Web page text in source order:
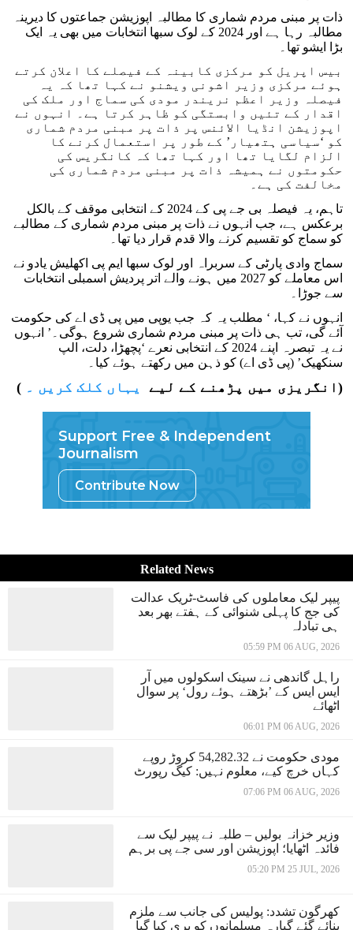
ذات پر مبنی مردم شماری کا مطالبہ اپوزیشن جماعتوں کا دیرینہ
مطالبہ رہا ہے اور 2024 کے لوک سبھا انتخابات میں بھی یہ ایک
بڑا ایشو تھا۔
بیس اپریل کو مرکزی کابینہ کے فیصلے کا اعلان کرتے
ہوئے مرکزی وزیر اشونی ویشنو نے کہا تھا کہ یہ
فیصلہ وزیر اعظم نریندر مودی کی سماج اور ملک کی
اقدار کے تئیں وابستگی کو ظاہر کرتا ہے۔ انہوں نے
اپوزیشن انڈیا الائنس پر ذات پر مبنی مردم شماری
کو ‘سیاسی ہتھیار’ کے طور پر استعمال کرنے کا
الزام لگایا تھا اور کہا تھا کہ کانگریس کی
حکومتوں نے ہمیشہ ذات پر مبنی مردم شماری کی
مخالفت کی ہے۔
تاہم، یہ فیصلہ بی جے پی کے 2024 کے انتخابی موقف کے بالکل
برعکس ہے، جب انہوں نے ذات پر مبنی مردم شماری کے مطالبے
کو سماج کو تقسیم کرنے والا قدم قرار دیا تھا۔
سماج وادی پارٹی کے سربراہ اور لوک سبھا ایم پی اکھلیش یادو نے
اس معاملے کو 2027 میں ہونے والے اتر پردیش اسمبلی انتخابات
سے جوڑا۔
انہوں نے کہا، ‘ مطلب یہ کہ جب یوپی میں پی ڈی اے کی حکومت
آئے گی، تب ہی ذات پر مبنی مردم شماری شروع ہوگی۔’ انہوں
نے یہ تبصرہ اپنے 2024 کے انتخابی نعرے ‘پچھڑا، دلت، الپ
سنکھیک’ (پی ڈی اے) کو ذہن میں رکھتے ہوئے کیا۔
( انگریزی میں پڑھنے کے لیے یہاں کلک کریں ۔ )
Support Free & Independent
Journalism
Contribute Now
Related News
پیپر لیک معاملوں کی فاسٹ-ٹریک عدالت
کی جج کا پہلی شنوائی کے ہفتے بھر بعد
ہی تبادلہ
05:59 PM 06 AUG, 2026
راہل گاندھی نے سینک اسکولوں میں آر
ایس ایس کے ’بڑھتے ہوئے رول‘ پر سوال
اٹھائے
06:01 PM 06 AUG, 2026
مودی حکومت نے 54,282.32 کروڑ روپے
کہاں خرچ کیے، معلوم نہیں: کیگ رپورٹ
07:06 PM 06 AUG, 2026
وزیر خزانہ بولیں – طلبہ نے پیپر لیک سے
فائدہ اٹھایا؛ اپوزیشن اور سی جے پی برہم
05:20 PM 25 JUL, 2026
کھرگون تشدد: پولیس کی جانب سے ملزم
بنائے گئے گیارہ مسلمانوں کو بری کیا گیا